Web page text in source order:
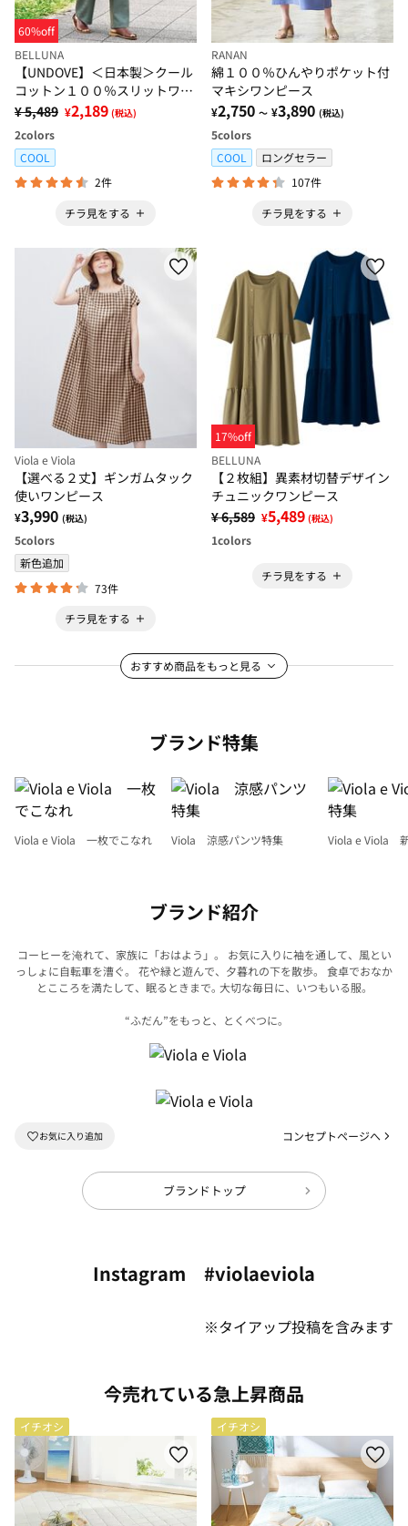
60%off
BELLUNA
【UNDOVE】＜日本製＞クール
コットン１００％スリットワン
ピース
¥ 5,489 ¥2,189 (税込)
2colors
COOL
2件
チラ見をする
RANAN
綿１００％ひんやりポケット付
マキシワンピース
¥2,750 ～ ¥3,890 (税込)
5colors
COOL
ロングセラー
107件
チラ見をする
Viola e Viola
【選べる２丈】ギンガムタック
使いワンピース
¥3,990 (税込)
5colors
新色追加
73件
チラ見をする
17%off
BELLUNA
【２枚組】異素材切替デザイン
チュニックワンピース
¥ 6,589 ¥5,489 (税込)
1colors
チラ見をする
おすすめ商品をもっと見る
ブランド特集
Viola e Viola 一枚でこなれ Viola 涼感パンツ特集 Viola e Viola
ブランド紹介
コーヒーを淹れて、家族に「おはよう」。 お気に入りに袖を通して、風とい
っしょに自転車を漕ぐ。
花や緑と遊んで、夕暮れの下を散歩。 食卓でおなか
とこころを満たして、眠るときまで｡ 大切な毎日に、いつもいる服。
“ふだん”をもっと、とくべつに｡
コンセプトページへ
ブランドトップ
Instagram #violaeviola
※タイアップ投稿を含みます
今売れている急上昇商品
イチオシ イチオシ